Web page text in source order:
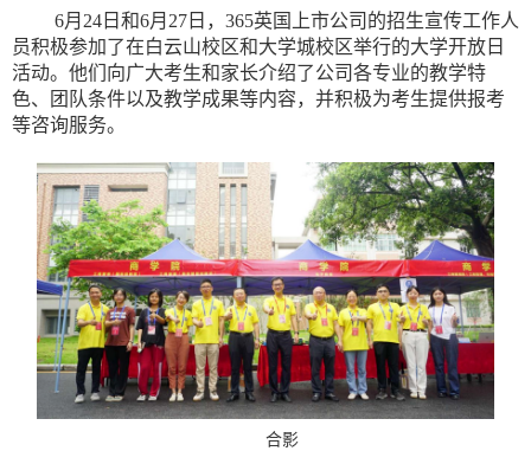
6月24日和6月27日，365英国上市公司的招生宣传工作人
员积极参加了在白云山校区和大学城校区举行的大学开放日
活动。他们向广大考生和家长介绍了公司各专业的教学特
色、团队条件以及教学成果等内容，并积极为考生提供报考
等咨询服务。
合影